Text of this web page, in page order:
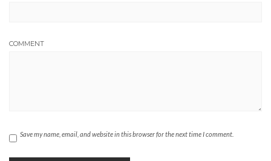
COMMENT
Save my name, email, and website in this browser for the next time I comment.